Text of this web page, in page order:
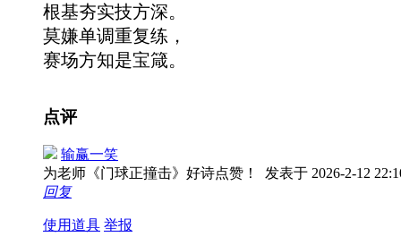
根基夯实技方深。
莫嫌单调重复练，
赛场方知是宝箴。
点评
输赢一笑
为老师《门球正撞击》好诗点赞！ 发表于 2026-2-12
回复
使用道具 举报